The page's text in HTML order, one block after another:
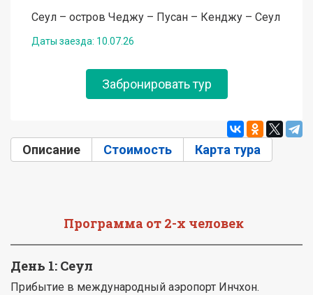
Сеул – остров Чеджу – Пусан – Кенджу – Сеул
Даты заезда: 10.07.26
Забронировать тур
Описание (активная вкладка)
Стоимость Карта тура
Программа от 2-х человек
День 1: Сеул
Прибытие в международный аэропорт Инчхон.